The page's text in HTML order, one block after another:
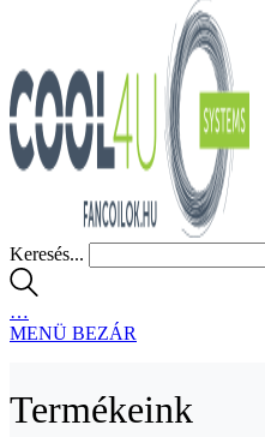
Keresés...
…
MENÜ BEZÁR
Termékeink